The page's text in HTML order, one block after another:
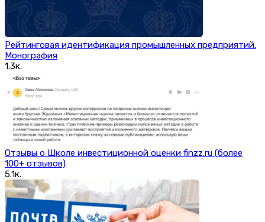
Рейтинговая идентификация промышленных предприятий.
Монография
1.3к.
Отзывы о Школе инвестиционной оценки finzz.ru (более
100+ отзывов)
5.1к.